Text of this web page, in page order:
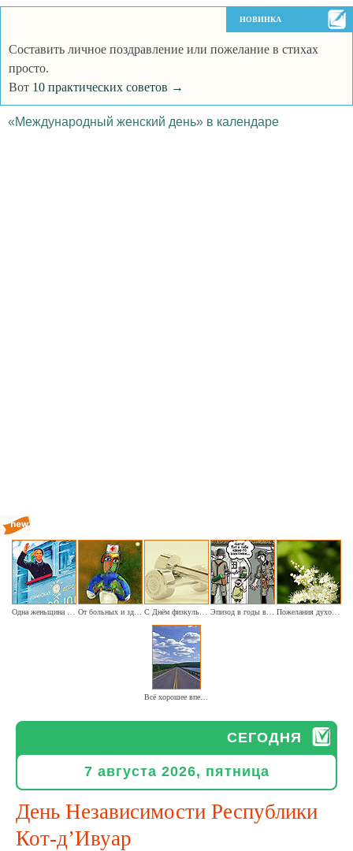
НОВИНКА
Составить личное поздравление или пожелание в стихах
просто.
Вот 10 практических советов →
«Международный женский день» в календаре
СЕГОДНЯ
7 августа 2026, пятница
День Независимости Республики
Кот-д’Ивуар